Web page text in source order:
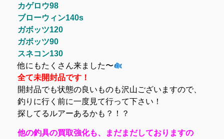
カゲロウ98
ブローウィン140s
ガボッツ120
ガボッツ90
スネコン130
他にもたくさん来ました〜
全て未開封品です！
開封品でも状態の良いものも沢山ございますので、
釣りに行く前に一度見て行って下さい！
探してるルアーあるかも？！？
他の釣具の買取強化も、まだまだしておりますの